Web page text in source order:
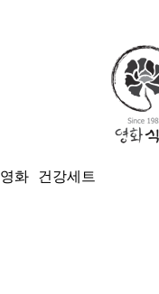
영화 건강세트